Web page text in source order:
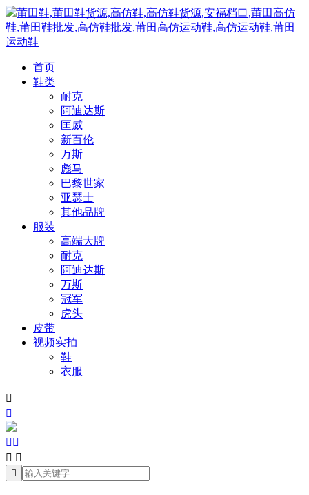
莆田鞋,莆田鞋货源,高仿鞋,高仿鞋货源,安福档口,莆田高仿
鞋,莆田鞋批发,高仿鞋批发,莆田高仿运动鞋,高仿运动鞋,莆田
运动鞋
首页
鞋类
耐克
阿迪达斯
匡威
新百伦
万斯
彪马
巴黎世家
亚瑟士
其他品牌
服装
高端大牌
耐克
阿迪达斯
万斯
冠军
虎头
皮带
视频实拍
鞋
衣服


 
 
